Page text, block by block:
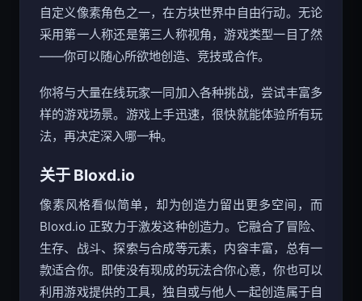
自定义像素角色之一，在方块世界中自由行动。无论
采用第一人称还是第三人称视角，游戏类型一目了然
——你可以随心所欲地创造、竞技或合作。
你将与大量在线玩家一同加入各种挑战，尝试丰富多
样的游戏场景。游戏上手迅速，很快就能体验所有玩
法，再决定深入哪一种。
关于 Bloxd.io
像素风格看似简单，却为创造力留出更多空间，而
Bloxd.io 正致力于激发这种创造力。它融合了冒险、
生存、战斗、探索与合成等元素，内容丰富，总有一
款适合你。即使没有现成的玩法合你心意，你也可以
利用游戏提供的工具，独自或与他人一起创造属于自